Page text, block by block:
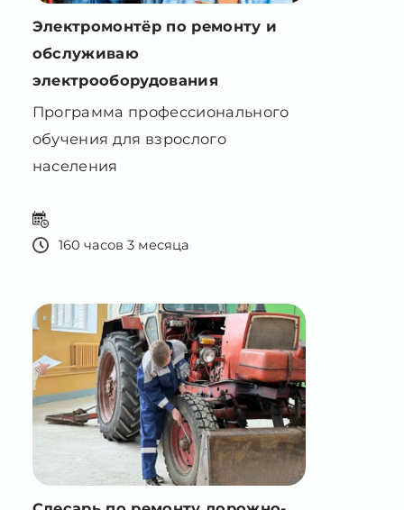
электрооборудования
Программа профессионального
обучения для взрослого
Слесарь по ремонту дорожно-
строительных машин